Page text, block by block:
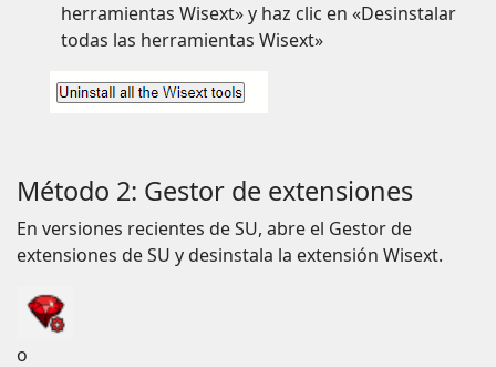
herramientas Wisext» y haz clic en «Desinstalar
todas las herramientas Wisext»
Método 2: Gestor de extensiones
En versiones recientes de SU, abre el Gestor de
extensiones de SU y desinstala la extensión Wisext.
o